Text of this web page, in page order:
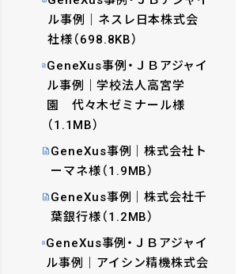
ル事例｜ネスレ日本株式会
社様（698.8KB）
GeneXus事例・ＪＢアジャイ
ル事例｜学校法人高宮学
園 代々木ゼミナール様
（1.1MB）
GeneXus事例｜株式会社ト
ーマネ様（1.9MB）
GeneXus事例｜株式会社千
葉銀行様（1.2MB）
GeneXus事例・ＪＢアジャイ
ル事例｜アイシン精機株式会